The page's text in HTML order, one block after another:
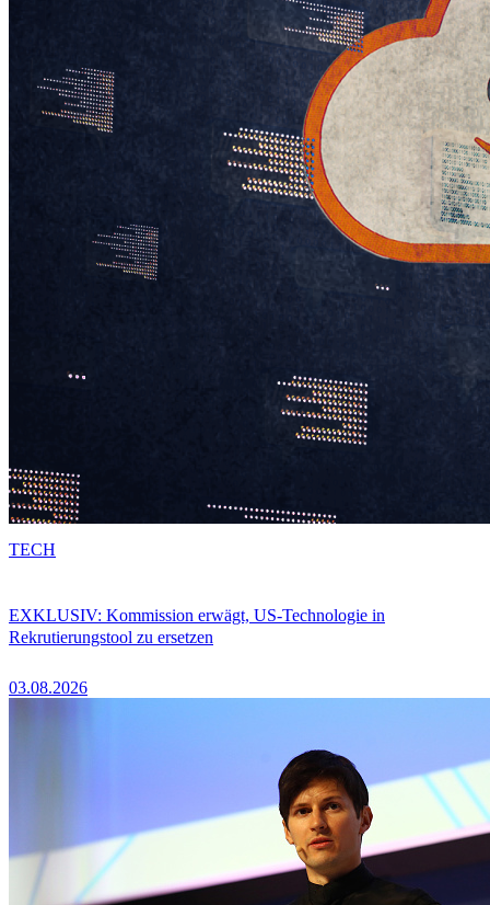
EXKLUSIV: Kommission erwägt, US-Technologie in
Rekrutierungstool zu ersetzen
03.08.2026
TECH